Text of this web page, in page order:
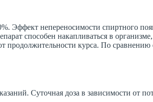
Эффект непереносимости спиртного
способен накапливаться в
продолжительности курса. По
Суточная доза в зависимости от